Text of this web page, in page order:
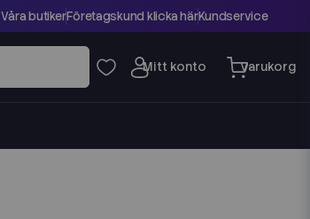
Våra butikerFöretagskund klicka härKundservice